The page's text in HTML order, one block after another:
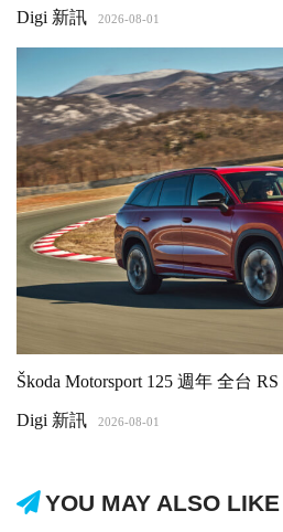
Digi 新訊 2026-08-01
Škoda Motorsport 125 週年 全台
Digi 新訊 2026-08-01
YOU MAY ALSO LIKE